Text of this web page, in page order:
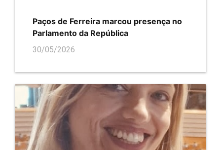
Paços de Ferreira marcou presença no
Parlamento da República
30/05/2026